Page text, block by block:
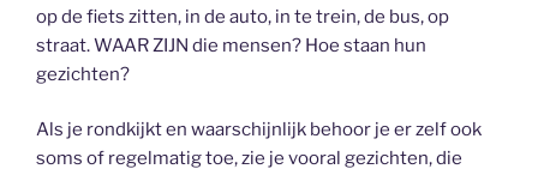
op de fiets zitten, in de auto, in te trein, de bus, op
straat. WAAR ZIJN die mensen? Hoe staan hun
gezichten?
Als je rondkijkt en waarschijnlijk behoor je er zelf ook
soms of regelmatig toe, zie je vooral gezichten, die